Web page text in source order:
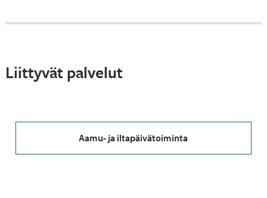
Liittyvät palvelut
Aamu- ja iltapäivätoiminta